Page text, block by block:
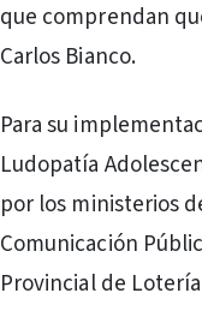
que comprendan
Carlos Bianco.
Para su
Ludopatía
por los ministerios
Comunicación
Provincial de